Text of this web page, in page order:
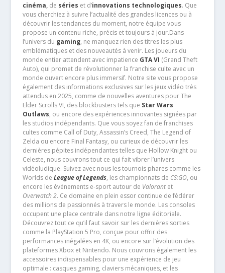
cinéma,de séries et d’innovations technologiques. Que
vous cherchiez à suivre l’actualité des grandes licences ou à
découvrir les tendances du moment, notre équipe vous
propose un contenu riche, précis et toujours à jour.Dans
l’univers du gaming, ne manquez rien des titres les plus
emblématiques et des nouveautés à venir. Les joueurs du
monde entier attendent avec impatience GTA VI (Grand Theft
Auto), qui promet de révolutionner la franchise culte avec un
monde ouvert encore plus immersif. Notre site vous propose
également des informations exclusives sur les jeux vidéo très
attendus en 2025, comme de nouvelles aventures pour The
Elder Scrolls VI, des blockbusters tels que Star Wars
Outlaws, ou encore des expériences innovantes signées par
les studios indépendants. Que vous soyez fan de franchises
cultes comme Call of Duty, Assassin’s Creed, The Legend of
Zelda ou encore Final Fantasy, ou curieux de découvrir les
dernières pépites indépendantes telles que Hollow Knight ou
Celeste, nous couvrons tout ce qui fait vibrer l’univers
vidéoludique. Suivez avec nous les tournois phares comme les
Worlds de League of Legends, les championnats de CS:GO, ou
encore les événements e-sport autour de Valorantet
Overwatch 2. Ce domaine en plein essor continue de fédérer
des millions de passionnés à travers le monde. Les consoles
occupent une place centrale dans notre ligne éditoriale.
Découvrez tout ce qu’il faut savoir sur les dernières sorties
comme la PlayStation 5 Pro, conçue pour offrir des
performances inégalées en 4K, ou encore sur l’évolution des
plateformes Xbox et Nintendo. Nous couvrons également les
accessoires indispensables pour une expérience de jeu
optimale : casques gaming, claviers mécaniques, et les